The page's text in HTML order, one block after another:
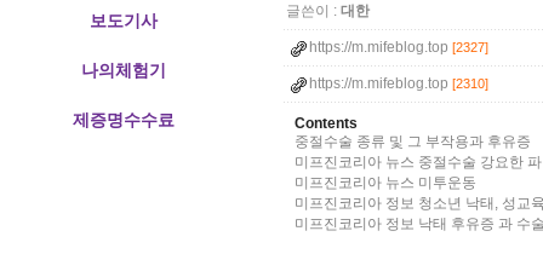
보도기사
나의체험기
제증명수수료
글쓴이 :대한
https://m.mifeblog.top [2327]
https://m.mifeblog.top [2310]
Contents
중절수술 종류 및 그 부작용과 후유증
미프진코리아 뉴스 중절수술 강요한
미프진코리아 뉴스 미투운동
미프진코리아 정보 청소년 낙태, 성교
미프진코리아 정보 낙태 후유증 과 수